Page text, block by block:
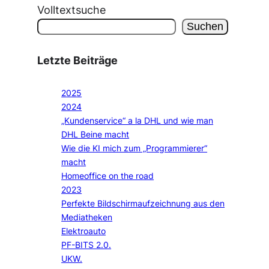
Volltextsuche
Suchen
Letzte Beiträge
2025
2024
„Kundenservice“ a la DHL und wie man
DHL Beine macht
Wie die KI mich zum „Programmierer“
macht
Homeoffice on the road
2023
Perfekte Bildschirmaufzeichnung aus den
Mediatheken
Elektroauto
PF-BITS 2.0.
UKW.